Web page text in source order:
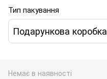
Тип пакування
Подарункова коробка
Немає в наявності